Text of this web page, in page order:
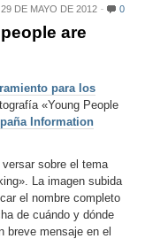
DE MAYO DE 2012 0
are
para los
«Young People
Information
sobre el tema
La imagen subida
el nombre completo
de cuándo y dónde
breve mensaje en el